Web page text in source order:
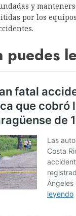
y
por los
puedes